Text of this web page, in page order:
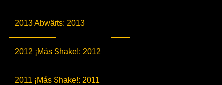
2013 Abwärts: 2013
2012 ¡Más Shake!: 2012
2011 ¡Más Shake!: 2011